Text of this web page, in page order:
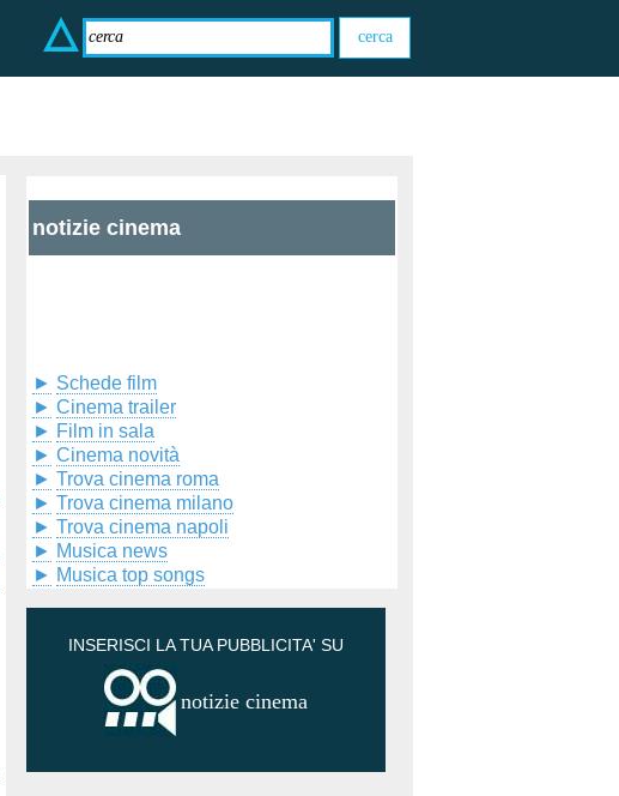
notizie cinema
► Schede film
► Cinema trailer
► Film in sala
► Cinema novità
► Trova cinema roma
► Trova cinema milano
► Trova cinema napoli
► Musica news
► Musica top songs
INSERISCI LA TUA PUBBLICITA' SU
notizie cinema